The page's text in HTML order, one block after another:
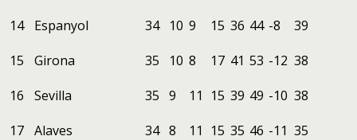
14
Espanyol 34 10 9 15 36 44 -8
39
15
Girona 35 10 8 17 41 53 -12 38
16
Sevilla 35 9 11 15 39 49 -10 38
17 Alaves 34 8 11 15 35 46 -11 35